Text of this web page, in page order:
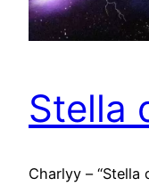
Stella
Charlyy – “Stella